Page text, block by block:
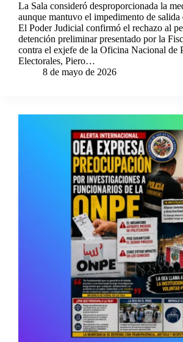
La Sala consideró desproporcionada la
aunque mantuvo el impedimento de salida
El Poder Judicial confirmó el rechazo al
detención preliminar presentado por la
contra el exjefe de la Oficina Nacional de
Electorales, Piero…
8 de mayo de 2026